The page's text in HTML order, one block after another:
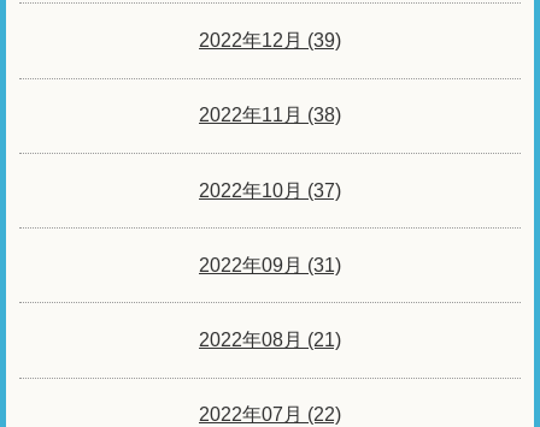
2022年12月 (39)
2022年11月 (38)
2022年10月 (37)
2022年09月 (31)
2022年08月 (21)
2022年07月 (22)